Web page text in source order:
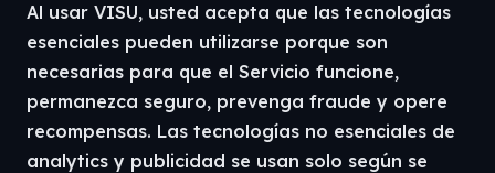
Al usar VISU, usted acepta que las tecnologías
esenciales pueden utilizarse porque son
necesarias para que el Servicio funcione,
permanezca seguro, prevenga fraude y opere
recompensas. Las tecnologías no esenciales de
analytics y publicidad se usan solo según se